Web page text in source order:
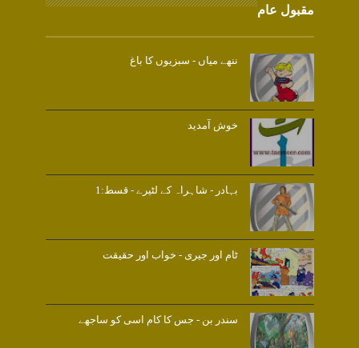
مقبول عام
ننھے میاں - سبزیوں کا باغ
خوش آمدید
بہادر - شاہراہ کے لٹیرے - قسط:1
ٹام اور جیری - خواب اور حقیقت
سندر بن - جس کا کام اسی کو ساجھے